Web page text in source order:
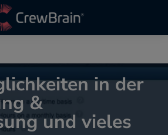
in der
&
und vieles